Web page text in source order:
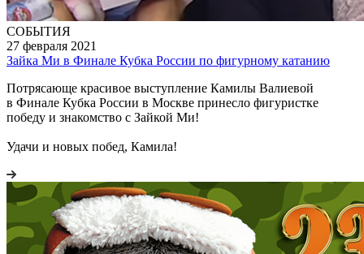
СОБЫТИЯ
27 февраля 2021
Зайка Ми в Финале Кубка России по фигурному катанию
Потрясающе красивое выступление Камилы Валиевой
в Финале Кубка России в Москве принесло фигуристке
победу и знакомство с Зайкой Ми!
Удачи и новых побед, Камила!